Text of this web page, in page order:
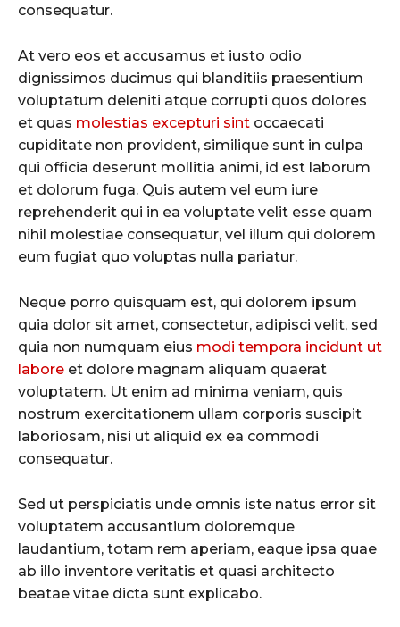
consequatur.
At vero eos et accusamus et iusto odio
dignissimos ducimus qui blanditiis praesentium
voluptatum deleniti atque corrupti quos dolores
et quas molestias excepturi sint occaecati
cupiditate non provident, similique sunt in culpa
qui officia deserunt mollitia animi, id est laborum
et dolorum fuga. Quis autem vel eum iure
reprehenderit qui in ea voluptate velit esse quam
nihil molestiae consequatur, vel illum qui dolorem
eum fugiat quo voluptas nulla pariatur.
Neque porro quisquam est, qui dolorem ipsum
quia dolor sit amet, consectetur, adipisci velit, sed
quia non numquam eius modi tempora incidunt ut
labore et dolore magnam aliquam quaerat
voluptatem. Ut enim ad minima veniam, quis
nostrum exercitationem ullam corporis suscipit
laboriosam, nisi ut aliquid ex ea commodi
consequatur.
Sed ut perspiciatis unde omnis iste natus error sit
voluptatem accusantium doloremque
laudantium, totam rem aperiam, eaque ipsa quae
ab illo inventore veritatis et quasi architecto
beatae vitae dicta sunt explicabo.